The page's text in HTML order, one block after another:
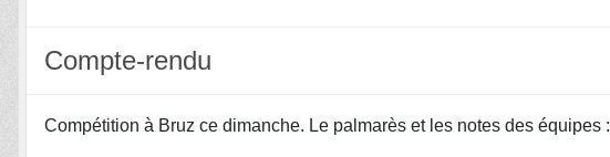
Compte-rendu
Compétition à Bruz ce dimanche. Le palmarès et les notes des équipes :